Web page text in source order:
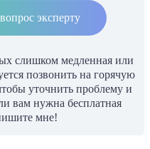
эксперту
слишком медленная или
позвонить на горячую
уточнить проблему и
вам нужна бесплатная
мне!